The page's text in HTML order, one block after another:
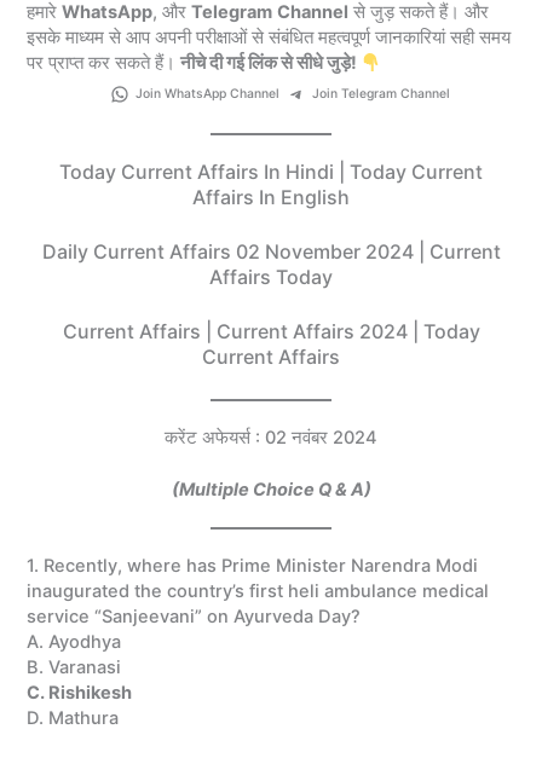
हमारेWhatsApp, औरTelegram Channel से जुड़ सकते हैं। और
इसके माध्यम से आप अपनी परीक्षाओं से संबंधित महत्वपूर्ण जानकारियां सही समय
पर प्राप्त कर सकते हैं।नीचे दी गई लिंक से सीधे जुड़े!
Join WhatsApp Channel Join Telegram Channel
Today Current Affairs In Hindi | Today Current
Affairs In English
Daily Current Affairs 02 November 2024 | Current
Affairs Today
Current Affairs | Current Affairs 2024 | Today
Current Affairs
करेंट अफेयर्स : 02 नवंबर 2024
(Multiple Choice Q & A)
1. Recently, where has Prime Minister Narendra Modi
inaugurated the country’s first heli ambulance medical
service “Sanjeevani” on Ayurveda Day?
A. Ayodhya
B. Varanasi
C. Rishikesh
D. Mathura